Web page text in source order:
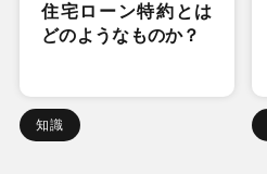
住宅ローン特約とは
どのようなものか？
知識